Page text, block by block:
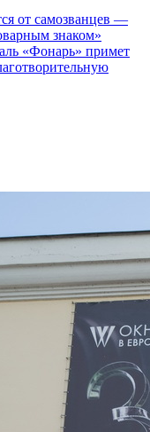
от самозванцев —
знаком»
«Фонарь» примет